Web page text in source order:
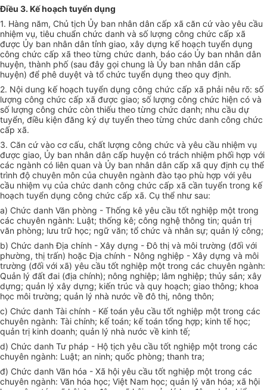
Điều 3. Kế hoạch tuyển dụng
1. Hàng năm, Chủ tịch Ủy ban nhân dân cấp xã căn cứ vào yêu cầu
nhiệm vụ, tiêu chuẩn chức danh và số lượng công chức cấp xã
được Ủy ban nhân dân tỉnh giao, xây dựng kế hoạch tuyển dụng
công chức cấp xã theo từng chức danh, báo cáo Ủy ban nhân dân
huyện, thành phố (sau đây gọi chung là Ủy ban nhân dân cấp
huyện) để phê duyệt và tổ chức tuyển dụng theo quy định.
2. Nội dung kế hoạch tuyển dụng công chức cấp xã phải nêu rõ: số
lượng công chức cấp xã được giao; số lượng công chức hiện có và
số lượng công chức còn thiếu theo từng chức danh; nhu cầu dự
tuyển, điều kiện đăng ký dự tuyển theo từng chức danh công chức
cấp xã.
3. Căn cứ vào cơ cấu, chất lượng công chức và yêu cầu nhiệm vụ
được giao, Ủy ban nhân dân cấp huyện có trách nhiệm phối hợp với
các ngành có liên quan và Ủy ban nhân dân cấp xã quy định cụ thể
trình độ chuyên môn của chuyên ngành đào tạo phù hợp với yêu
cầu nhiệm vụ của chức danh công chức cấp xã cần tuyển trong kế
hoạch tuyển dụng công chức cấp xã. Cụ thể như sau:
a) Chức danh Văn phòng - Thống kê yêu cầu tốt nghiệp một trong
các chuyên ngành: Luật; thống kê; công nghệ thông tin; quản trị
văn phòng; lưu trữ học; ngữ văn; tổ chức và nhân sự; quản lý công;
b) Chức danh Địa chính - Xây dựng - Đô thị và môi trường (đối với
phường, thị trấn) hoặc Địa chính - Nông nghiệp - Xây dựng và môi
trường (đối với xã) yêu cầu tốt nghiệp một trong các chuyên ngành:
Quản lý đất đai (địa chính); nông nghiệp; lâm nghiệp; thủy sản; xây
dựng; quản lý xây dựng; kiến trúc và quy hoạch; giao thông; khoa
học môi trường; quản lý nhà nước về đô thị, nông thôn;
c) Chức danh Tài chính - Kế toán yêu cầu tốt nghiệp một trong các
chuyên ngành: Tài chính; kế toán; kế toán tổng hợp; kinh tế học;
quản trị kinh doanh; quản lý nhà nước về kinh tế;
d) Chức danh Tư pháp - Hộ tịch yêu cầu tốt nghiệp một trong các
chuyên ngành: Luật; an ninh; quốc phòng; thanh tra;
đ) Chức danh Văn hóa - Xã hội yêu cầu tốt nghiệp một trong các
chuyên ngành: Văn hóa học; Việt Nam học; quản lý văn hóa; xã hội